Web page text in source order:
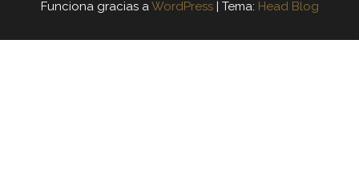
Funciona gracias aWordPress | Tema: Head Blog